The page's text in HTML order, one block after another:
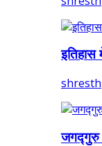
इतिहास
जगद्गुरु